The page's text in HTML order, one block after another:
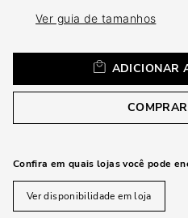
Ver guia de tamanhos
ADICIONAR
Confira em quais lojas você pode
Ver disponibilidade em loja